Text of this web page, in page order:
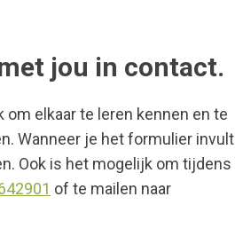
jou in contact.
om elkaar te leren kennen en te
Wanneer je het formulier invult
Ook is het mogelijk om tijdens
of te mailen naar